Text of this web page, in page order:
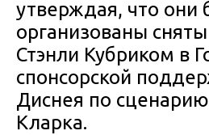
утверждая, что они
организованы
Стэнли Кубриком в
спонсорской
Диснея по
Кларка.